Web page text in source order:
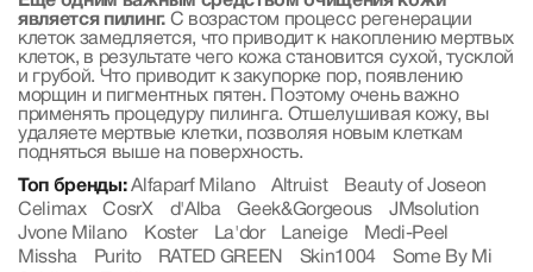
является пилинг.С возрастом процесс регенерации
клеток замедляется, что приводит к накоплению мертвых
клеток, в результате чего кожа становится сухой, тусклой
и грубой. Что приводит к закупорке пор, появлению
морщин и пигментных пятен. Поэтому очень важно
применять процедуру пилинга. Отшелушивая кожу, вы
удаляете мертвые клетки, позволяя новым клеткам
подняться выше на поверхность.
Топ бренды: Alfaparf Milano Altruist
Beauty of Joseon
Celimax
CosrX d'Alba Geek&Gorgeous
JMsolution
Jvone Milano
Koster La'dor Laneige
Medi-Peel
Missha
Purito RATED GREEN Skin1004
Some By Mi